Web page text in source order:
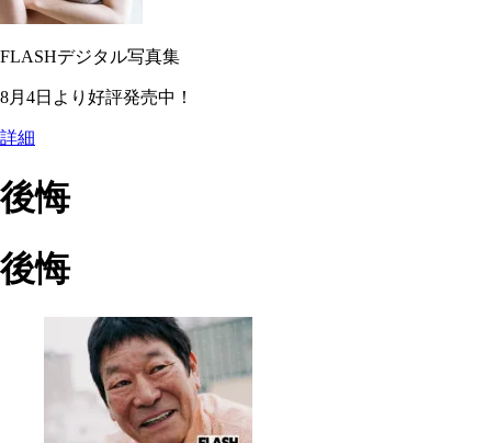
FLASHデジタル写真集
8月4日より好評発売中！
詳細
後悔
後悔